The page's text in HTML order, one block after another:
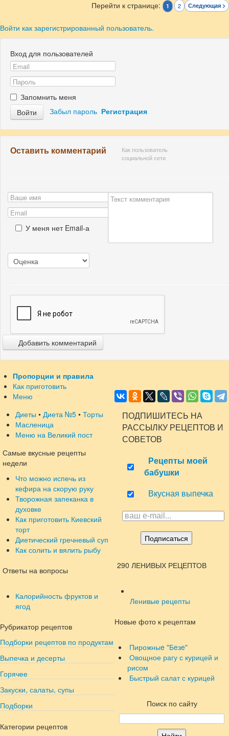
Перейти к странице: 1 2 Следующая >
Войти как зарегистрированный пользователь.
Вход для пользователей
Запомнить меня
Войти
Забыл пароль Регистрация
Оставить комментарий
Как пользователь
социальной сети
У меня нет Email-а
Добавить комментарий
Пропорции и правила
Как приготовить
Меню
Диеты • Диета №5 • Торты
Масленица
Меню на Великий пост
Самые вкусные рецепты
недели
Что можно испечь из
кефира на скорую руку
Творожная запеканка в
духовке
Как приготовить Киевский
торт
Диетический гречневый суп
Как солить и вялить рыбу
Ответы на вопросы
Калорийность фруктов и
ягод
Рубрикатор рецептов
Подборки рецептов по продуктам
Выпечка и десерты
Горячее
Закуски, салаты, супы
Подборки
Категории рецептов
ПОДПИШИТЕСЬ НА
РАССЫЛКУ РЕЦЕПТОВ И
СОВЕТОВ
Рецепты моей
бабушки
Вкусная выпечка
290 ЛЕНИВЫХ РЕЦЕПТОВ
Ленивые рецепты
Новые фото к рецептам
Пирожныe "Бeзe"
Овощное рагу с курицей и
рисом
Быстрый салат с курицей
Поиск по сайту